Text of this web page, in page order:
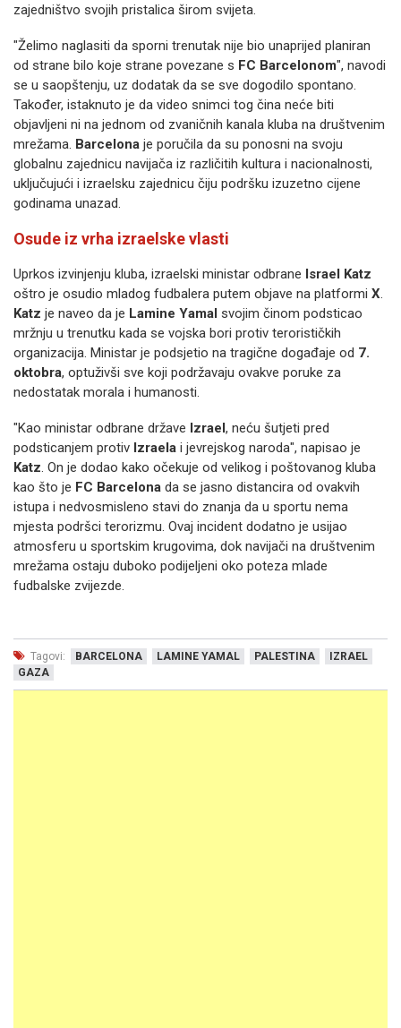
zajedništvo svojih pristalica širom svijeta.
"Želimo naglasiti da sporni trenutak nije bio unaprijed planiran
od strane bilo koje strane povezane s FC Barcelonom", navodi
se u saopštenju, uz dodatak da se sve dogodilo spontano.
Također, istaknuto je da video snimci tog čina neće biti
objavljeni ni na jednom od zvaničnih kanala kluba na društvenim
mrežama. Barcelona je poručila da su ponosni na svoju
globalnu zajednicu navijača iz različitih kultura i nacionalnosti,
uključujući i izraelsku zajednicu čiju podršku izuzetno cijene
godinama unazad.
Osude iz vrha izraelske vlasti
Uprkos izvinjenju kluba, izraelski ministar odbrane Israel Katz
oštro je osudio mladog fudbalera putem objave na platformi X.
Katz je naveo da je Lamine Yamal svojim činom podsticao
mržnju u trenutku kada se vojska bori protiv terorističkih
organizacija. Ministar je podsjetio na tragične događaje od 7.
oktobra, optuživši sve koji podržavaju ovakve poruke za
nedostatak morala i humanosti.
"Kao ministar odbrane države Izrael, neću šutjeti pred
podsticanjem protiv Izraela i jevrejskog naroda", napisao je
Katz. On je dodao kako očekuje od velikog i poštovanog kluba
kao što je FC Barcelona da se jasno distancira od ovakvih
istupa i nedvosmisleno stavi do znanja da u sportu nema
mjesta podršci terorizmu. Ovaj incident dodatno je usijao
atmosferu u sportskim krugovima, dok navijači na društvenim
mrežama ostaju duboko podijeljeni oko poteza mlade
fudbalske zvijezde.
Tagovi: BARCELONA LAMINE YAMAL PALESTINA
IZRAEL
GAZA